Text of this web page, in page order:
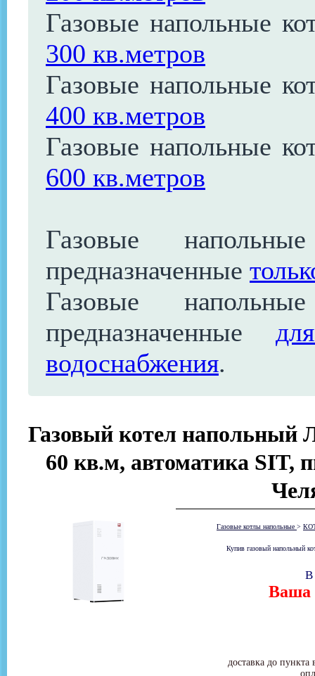
Газовые напольные
300 кв.метров
Газовые напольные
400 кв.метров
Газовые напольные
600 кв.метров
Газовые
предназначенные
Газовые
предназначенные
водоснабжения.
Газовый котел напольный
60 кв.м, автоматика SIT,
Газовые котлы напольные >
Купив газовый напольный
Ваша
доставка до
В